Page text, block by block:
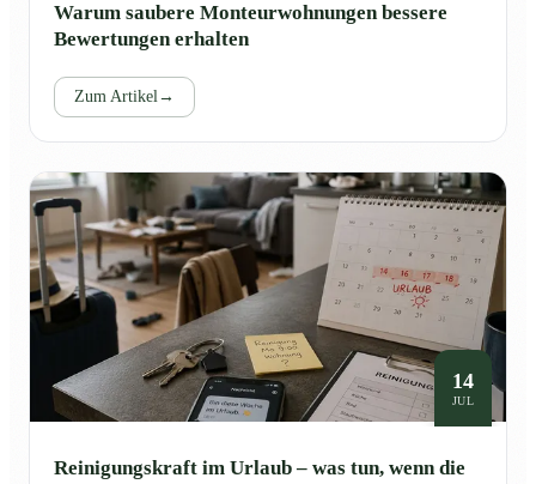
Warum saubere Monteurwohnungen bessere
Bewertungen erhalten
Zum Artikel→
14
JUL
Reinigungskraft im Urlaub – was tun, wenn die